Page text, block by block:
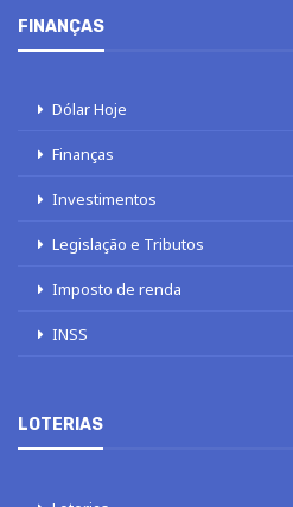
FINANÇAS
Dólar Hoje
Finanças
Investimentos
Legislação e Tributos
Imposto de renda
INSS
LOTERIAS